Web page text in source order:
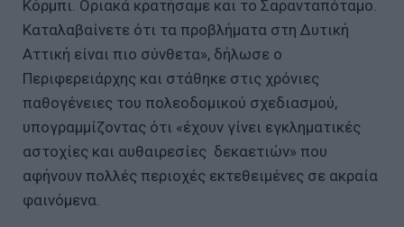
Κόρμπι. Οριακά κρατήσαμε και το Σαρανταπόταμο.
Καταλαβαίνετε ότι τα προβλήματα στη Δυτική
Αττική είναι πιο σύνθετα», δήλωσε ο
Περιφερειάρχης και στάθηκε στις χρόνιες
παθογένειες του πολεοδομικού σχεδιασμού,
υπογραμμίζοντας ότι «έχουν γίνει εγκληματικές
αστοχίες και αυθαιρεσίες δεκαετιών» που
αφήνουν πολλές περιοχές εκτεθειμένες σε ακραία
φαινόμενα.